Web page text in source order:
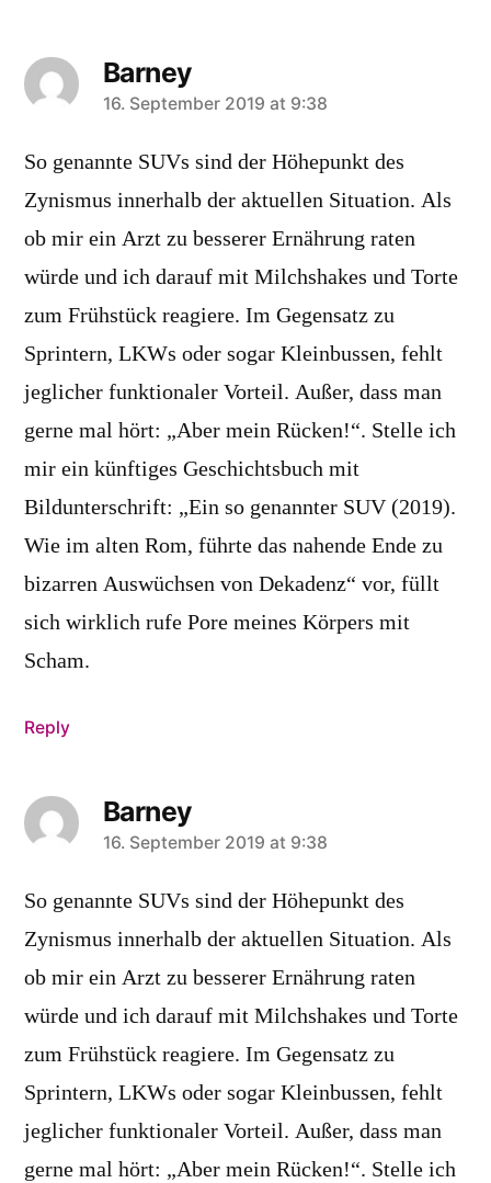
Barney
says:
16. September 2019 at 9:38
So genannte SUVs sind der Höhepunkt des
Zynismus innerhalb der aktuellen Situation. Als
ob mir ein Arzt zu besserer Ernährung raten
würde und ich darauf mit Milchshakes und Torte
zum Frühstück reagiere. Im Gegensatz zu
Sprintern, LKWs oder sogar Kleinbussen, fehlt
jeglicher funktionaler Vorteil. Außer, dass man
gerne mal hört: „Aber mein Rücken!“. Stelle ich
mir ein künftiges Geschichtsbuch mit
Bildunterschrift: „Ein so genannter SUV (2019).
Wie im alten Rom, führte das nahende Ende zu
bizarren Auswüchsen von Dekadenz“ vor, füllt
sich wirklich rufe Pore meines Körpers mit
Scham.
Reply
Barney
says:
16. September 2019 at 9:38
So genannte SUVs sind der Höhepunkt des
Zynismus innerhalb der aktuellen Situation. Als
ob mir ein Arzt zu besserer Ernährung raten
würde und ich darauf mit Milchshakes und Torte
zum Frühstück reagiere. Im Gegensatz zu
Sprintern, LKWs oder sogar Kleinbussen, fehlt
jeglicher funktionaler Vorteil. Außer, dass man
gerne mal hört: „Aber mein Rücken!“. Stelle ich